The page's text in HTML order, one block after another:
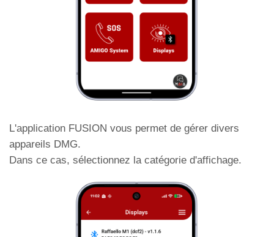
Réglage du délai d'affichage du changement
filtrage des entrées
Cabine à niveau
L'application FUSION vous permet de gérer divers
appareils DMG.
Dans ce cas, sélectionnez la catégorie d'affichage.